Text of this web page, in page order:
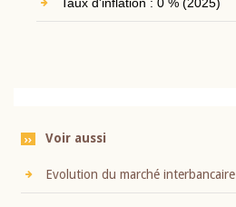
Voir aussi
Evolution du marché interbancaire